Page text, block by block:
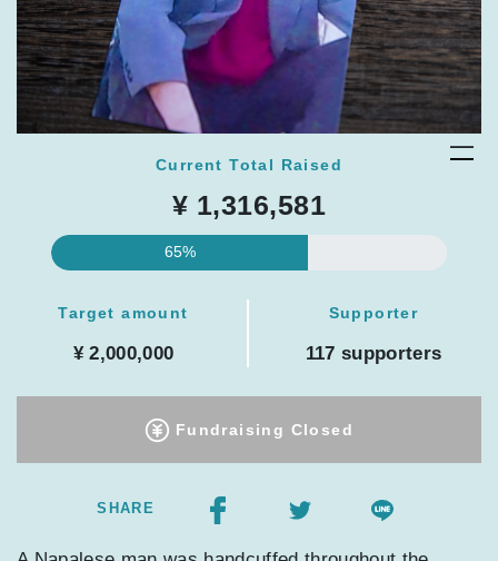
Current Total Raised
¥ 1,316,581
65%
Target amount
¥ 2,000,000
Supporter
117 supporters
Fundraising Closed
SHARE